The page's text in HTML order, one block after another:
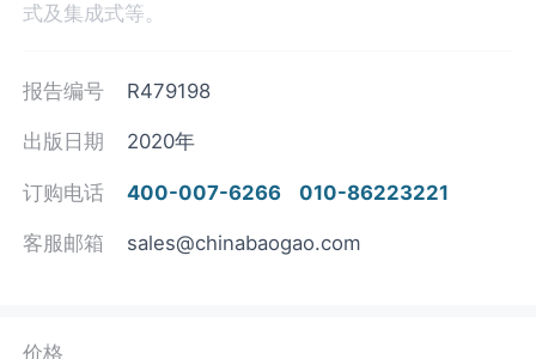
式及集成式等。
报告编号 R479198
出版日期 2020年
订购电话 400-007-6266 010-86223221
客服邮箱 sales@chinabaogao.com
价格